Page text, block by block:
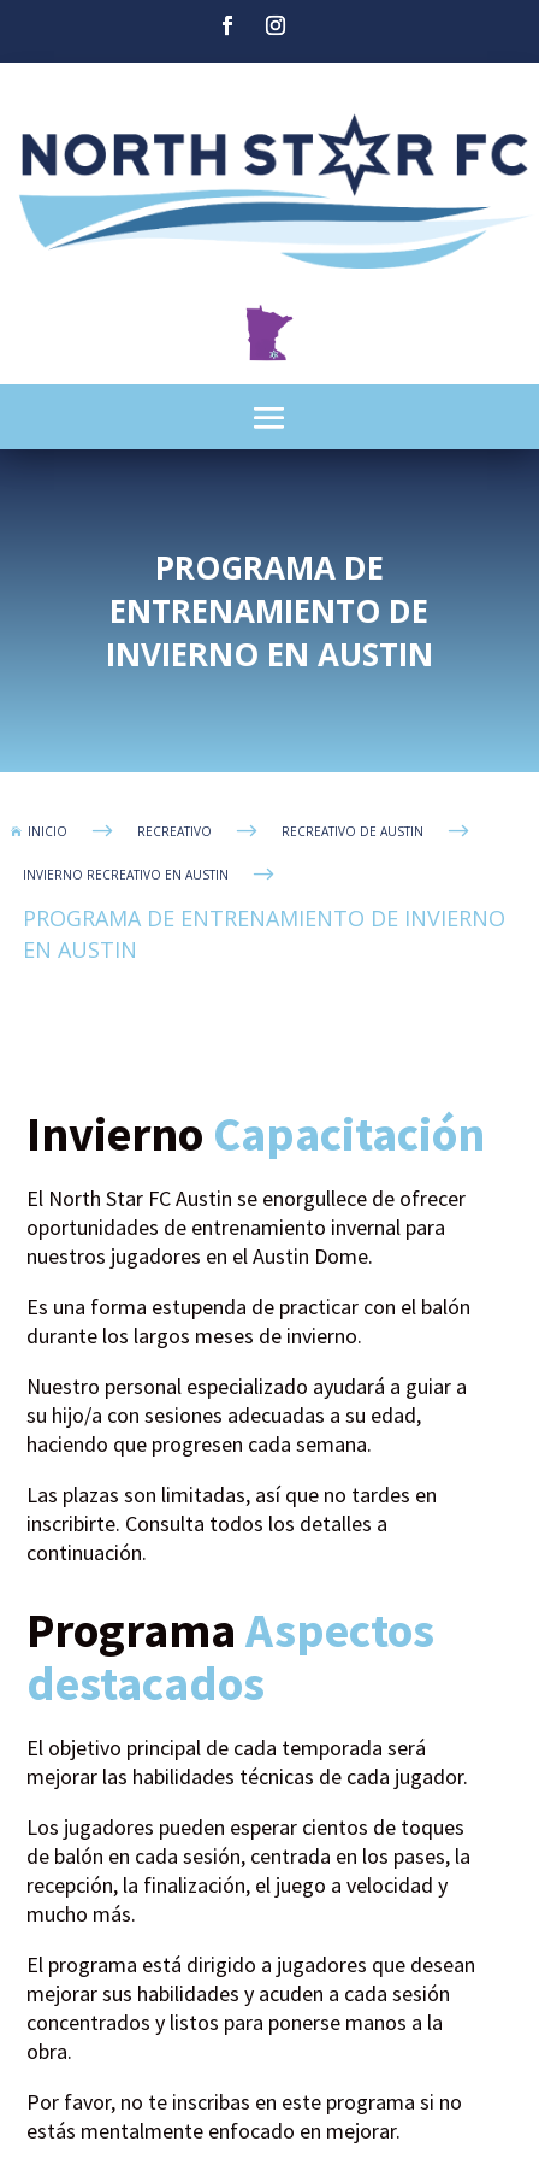
PROGRAMA DE
ENTRENAMIENTO DE
INVIERNO EN AUSTIN
 INICIO $ RECREATIVO $ RECREATIVO DE AUSTIN $
INVIERNO RECREATIVO EN AUSTIN $
PROGRAMA DE ENTRENAMIENTO DE INVIERNO
EN AUSTIN
Invierno Capacitación
El North Star FC Austin se enorgullece de ofrecer
oportunidades de entrenamiento invernal para
nuestros jugadores en el Austin Dome.
Es una forma estupenda de practicar con el balón
durante los largos meses de invierno.
Nuestro personal especializado ayudará a guiar a
su hijo/a con sesiones adecuadas a su edad,
haciendo que progresen cada semana.
Las plazas son limitadas, así que no tardes en
inscribirte. Consulta todos los detalles a
continuación.
Programa Aspectos
destacados
El objetivo principal de cada temporada será
mejorar las habilidades técnicas de cada jugador.
Los jugadores pueden esperar cientos de toques
de balón en cada sesión, centrada en los pases, la
recepción, la finalización, el juego a velocidad y
mucho más.
El programa está dirigido a jugadores que desean
mejorar sus habilidades y acuden a cada sesión
concentrados y listos para ponerse manos a la
obra.
Por favor, no te inscribas en este programa si no
estás mentalmente enfocado en mejorar.